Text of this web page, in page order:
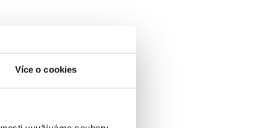
Více o cookies